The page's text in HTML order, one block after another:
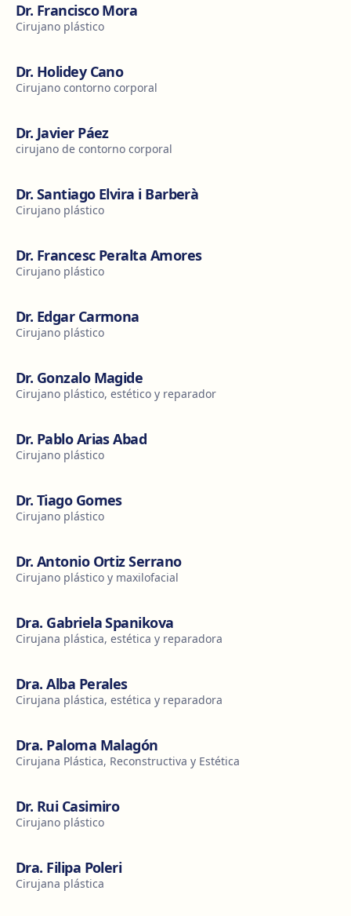
Dr. Francisco Mora
Cirujano plástico
Dr. Holidey Cano
Cirujano contorno corporal
Dr. Javier Páez
cirujano de contorno corporal
Dr. Santiago Elvira i Barberà
Cirujano plástico
Dr. Francesc Peralta Amores
Cirujano plástico
Dr. Edgar Carmona
Cirujano plástico
Dr. Gonzalo Magide
Cirujano plástico, estético y reparador
Dr. Pablo Arias Abad
Cirujano plástico
Dr. Tiago Gomes
Cirujano plástico
Dr. Antonio Ortiz Serrano
Cirujano plástico y maxilofacial
Dra. Gabriela Spanikova
Cirujana plástica, estética y reparadora
Dra. Alba Perales
Cirujana plástica, estética y reparadora
Dra. Paloma Malagón
Cirujana Plástica, Reconstructiva y Estética
Dr. Rui Casimiro
Cirujano plástico
Dra. Filipa Poleri
Cirujana plástica